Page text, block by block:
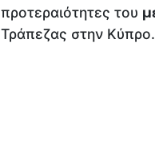
προτεραιότητες του
Τράπεζας στην Κύπρο.